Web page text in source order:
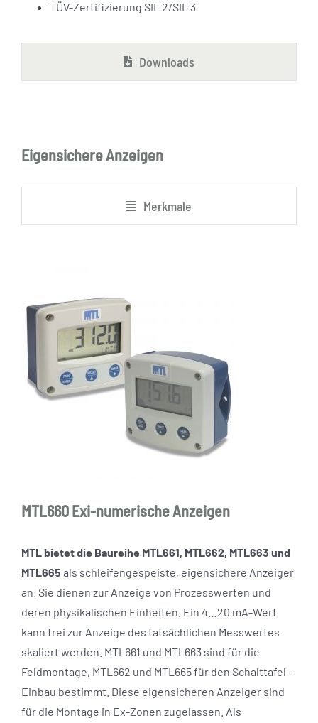
TÜV-Zertifizierung SIL 2/SIL 3
Downloads
Eigensichere Anzeigen
Merkmale
MTL660 Exi-numerische Anzeigen
MTL bietet die Baureihe MTL661, MTL662, MTL663 und
MTL665 als schleifengespeiste, eigensichere Anzeiger
an. Sie dienen zur Anzeige von Prozesswerten und
deren physikalischen Einheiten. Ein 4…20 mA-Wert
kann frei zur Anzeige des tatsächlichen Messwertes
skaliert werden. MTL661 und MTL663 sind für die
Feldmontage, MTL662 und MTL665 für den Schalttafel-
Einbau bestimmt. Diese eigensicheren Anzeiger sind
für die Montage in Ex-Zonen zugelassen. Als